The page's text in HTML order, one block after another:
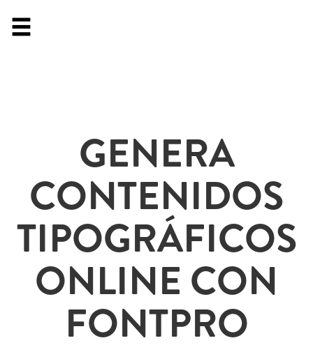
GENERA
CONTENIDOS
TIPOGRÁFICOS
ONLINE CON
FONTPRO